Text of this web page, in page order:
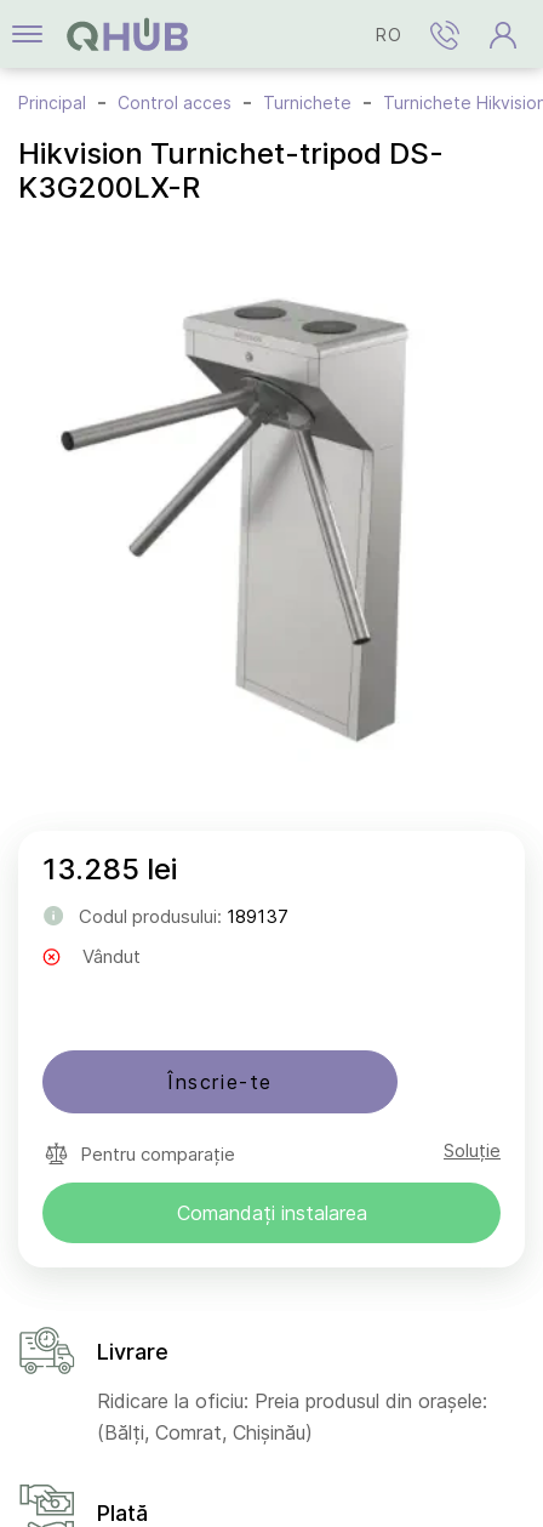
RO
Principal Control acces Turnichete Turnichete
Hikvision Turnichet-tripod DS-
K3G200LX-R
13.285 lei
Codul produsului: 189137
Vândut
Înscrie-te
Pentru comparație Soluție
Comandați instalarea
Livrare
Ridicare la oficiu: Preia produsul din orașele:
(Bălți, Comrat, Chișinău)
Plată